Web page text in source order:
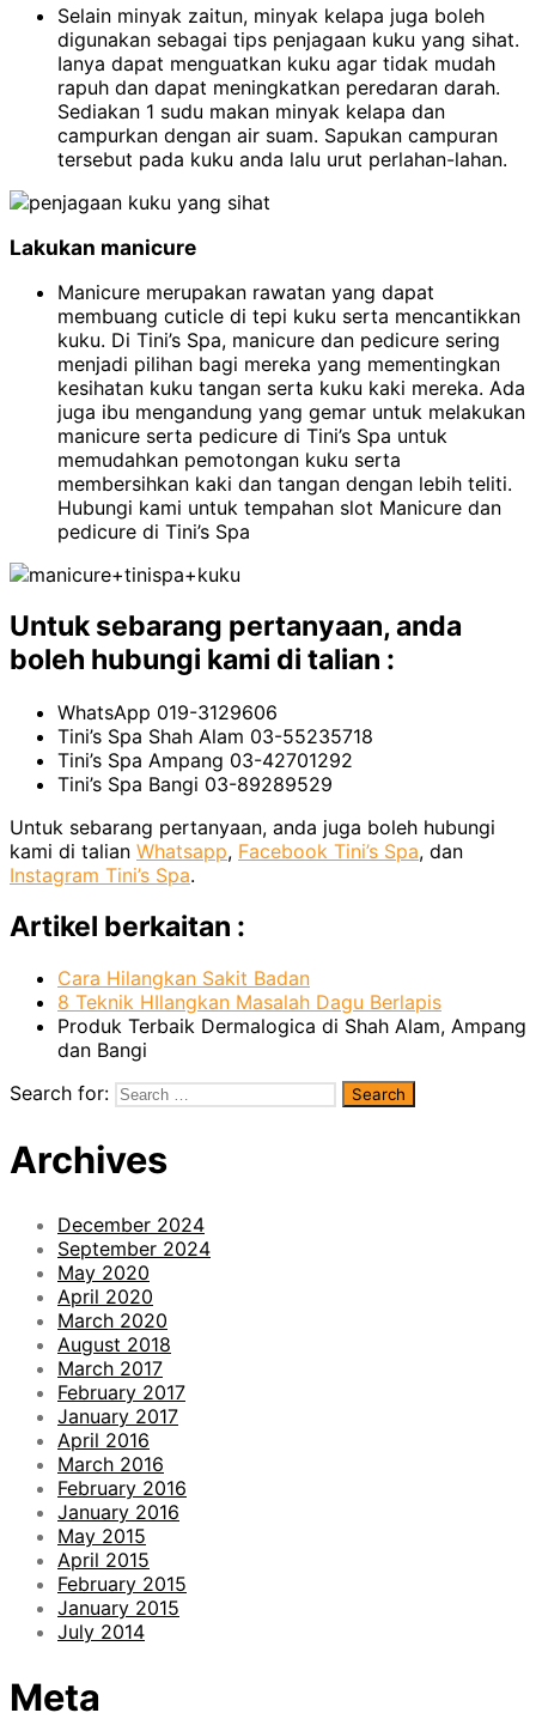
Selain minyak zaitun, minyak kelapa juga boleh
digunakan sebagai tips penjagaan kuku yang sihat.
Ianya dapat menguatkan kuku agar tidak mudah
rapuh dan dapat meningkatkan peredaran darah.
Sediakan 1 sudu makan minyak kelapa dan
campurkan dengan air suam. Sapukan campuran
tersebut pada kuku anda lalu urut perlahan-lahan.
Lakukan manicure
Manicure merupakan rawatan yang dapat
membuang cuticle di tepi kuku serta mencantikkan
kuku. Di Tini’s Spa, manicure dan pedicure sering
menjadi pilihan bagi mereka yang mementingkan
kesihatan kuku tangan serta kuku kaki mereka. Ada
juga ibu mengandung yang gemar untuk melakukan
manicure serta pedicure di Tini’s Spa untuk
memudahkan pemotongan kuku serta
membersihkan kaki dan tangan dengan lebih teliti.
Hubungi kami untuk tempahan slot Manicure dan
pedicure di Tini’s Spa
Untuk sebarang pertanyaan, anda
boleh hubungi kami di talian :
WhatsApp 019-3129606
Tini’s Spa Shah Alam 03-55235718
Tini’s Spa Ampang 03-42701292
Tini’s Spa Bangi 03-89289529
Untuk sebarang pertanyaan, anda juga boleh hubungi
kami di talian Whatsapp, Facebook Tini’s Spa, dan
Instagram Tini’s Spa.
Artikel berkaitan :
Cara Hilangkan Sakit Badan
8 Teknik HIlangkan Masalah Dagu Berlapis
Produk Terbaik Dermalogica di Shah Alam, Ampang
dan Bangi
Search for:
Archives
December 2024
September 2024
May 2020
April 2020
March 2020
August 2018
March 2017
February 2017
January 2017
April 2016
March 2016
February 2016
January 2016
May 2015
April 2015
February 2015
January 2015
July 2014
Meta